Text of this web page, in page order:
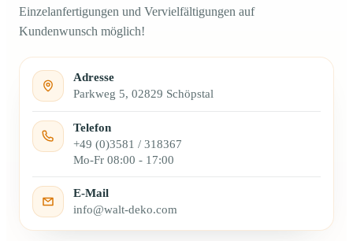
Einzelanfertigungen und Vervielfältigungen auf
Kundenwunsch möglich!
Adresse
Parkweg 5, 02829 Schöpstal
Telefon
+49 (0)3581 / 318367
Mo-Fr 08:00 - 17:00
E-Mail
info@walt-deko.com